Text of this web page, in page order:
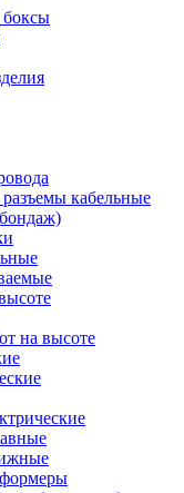
боксы
кабельные
на высоте